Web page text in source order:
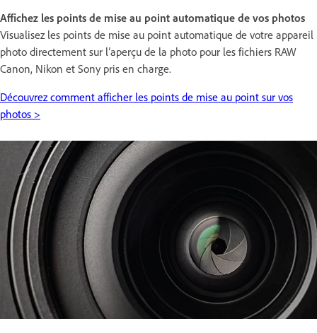
Affichez les points de mise au point automatique de vos photos
Visualisez les points de mise au point automatique de votre appareil
photo directement sur l’aperçu de la photo pour les fichiers RAW
Canon, Nikon et Sony pris en charge.
Découvrez comment afficher les points de mise au point sur vos
photos >